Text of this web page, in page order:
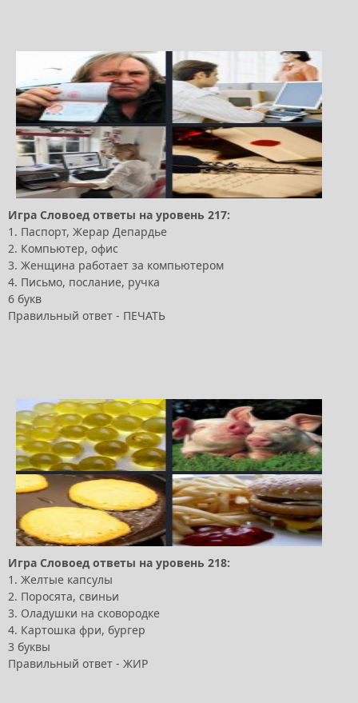
Игра Словоед ответы на уровень 217:
1. Паспорт, Жерар Депардье
2. Компьютер, офис
3. Женщина работает за компьютером
4. Письмо, послание, ручка
6 букв
Правильный ответ - ПЕЧАТЬ
Игра Словоед ответы на уровень 218:
1. Желтые капсулы
2. Поросята, свиньи
3. Оладушки на сковородке
4. Картошка фри, бургер
3 буквы
Правильный ответ - ЖИР